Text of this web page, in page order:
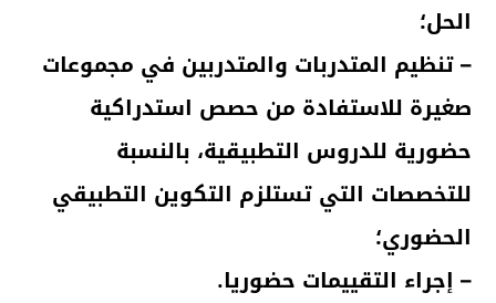
الحل؛
– تنظيم المتدربات والمتدربين في مجموعات
صغيرة للاستفادة من حصص استدراكية
حضورية للدروس التطبيقية، بالنسبة
للتخصصات التي تستلزم التكوين التطبيقي
الحضوري؛
– إجراء التقييمات حضوريا.